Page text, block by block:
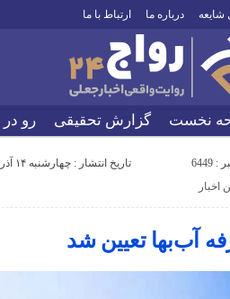
شایعه درباره ما ارتباط با ما
نخست گزارش تحقیقی رو در
تاریخ انتشار : چهارشنبه ۱۴ آذر ۱۴۰۳ - ۸:۴۱
اخبار
آب‌بها تعیین شد